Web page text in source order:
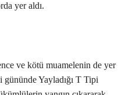
yer aldı.
ve kötü muamelenin de yer
gününde Yayladığı T Tipi